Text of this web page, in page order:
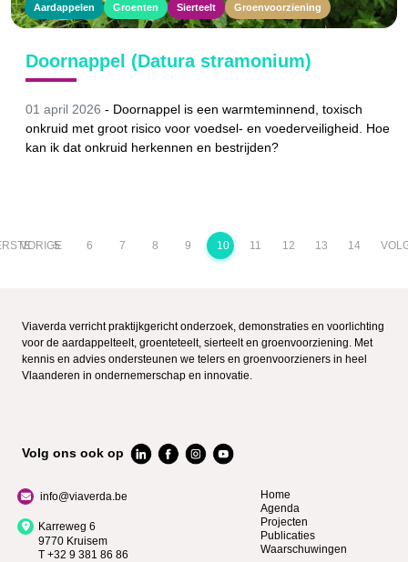
Aardappelen Groenten Sierteelt Groenvoorziening
Doornappel (Datura stramonium)
01 april 2026 - Doornappel is een warmteminnend, toxisch
onkruid met groot risico voor voedsel- en voederveiligheid. Hoe
kan ik dat onkruid herkennen en bestrijden?
VORIGE
5 6 7 8 9 10 11 12 13 14
Viaverda verricht praktijkgericht onderzoek, demonstraties en voorlichting
voor de aardappelteelt, groenteteelt, sierteelt en groenvoorziening. Met
kennis en advies ondersteunen we telers en groenvoorzieners in heel
Vlaanderen in ondernemerschap en innovatie.
Volg ons ook op
info@viaverda.be
Karreweg 6
9770 Kruisem
T +32 9 381 86 86
Home
Agenda
Projecten
Publicaties
Waarschuwingen